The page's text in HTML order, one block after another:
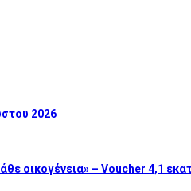
2026
οικογένεια» – Voucher 4,1